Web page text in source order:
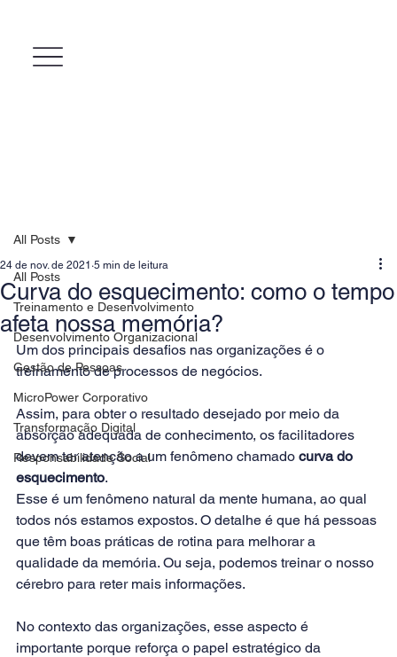
All Posts
Treinamento e Desenvolvimento
Desenvolvimento Organizacional
Gestão de Pessoas
MicroPower Corporativo
Transformação Digital
Responsabilidade Social
All Posts
Curva do esquecimento: como o tempo
afeta nossa memória?
24 de nov. de 2021 5 min de leitura
Um dos principais desafios nas organizações é o
treinamento de processos de negócios.
Assim, para obter o resultado desejado por meio da
absorção adequada de conhecimento, os facilitadores
devem ter atenção a um fenômeno chamado curva do
esquecimento.
Esse é um fenômeno natural da mente humana, ao qual
todos nós estamos expostos. O detalhe é que há pessoas
que têm boas práticas de rotina para melhorar a
qualidade da memória. Ou seja, podemos treinar o nosso
cérebro para reter mais informações.
No contexto das organizações, esse aspecto é
importante porque reforça o papel estratégico da